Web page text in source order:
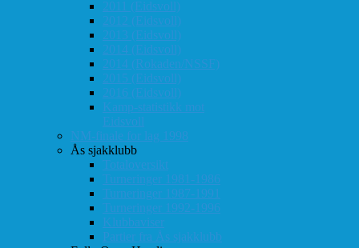
2011 (Eidsvoll)
2012 (Eidsvoll)
2013 (Eidsvoll)
2014 (Eidsvoll)
2014 (Rokaden/NSSF)
2015 (Eidsvoll)
2016 (Eidsvoll)
Kamp-statistikk mot
Eidsvoll
NM-finale for lag 1998
Ås sjakklubb
Totaloversikt
Turneringer 1981-1986
Turneringer 1987-1991
Turneringer 1992-1996
Klubbaviser
Partier fra Ås sjakklubb